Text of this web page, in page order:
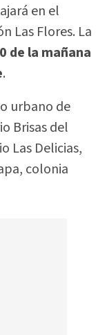
en el
Las Flores. La
de la mañana
.
urbano de
Brisas del
Las Delicias,
colonia